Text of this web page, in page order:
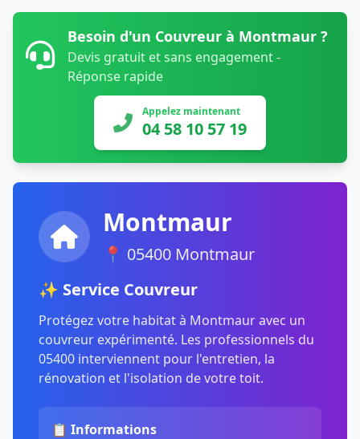
Besoin d'un Couvreur à Montmaur ?
Devis gratuit et sans engagement -
Réponse rapide
Appelez maintenant
04 58 10 57 19
Montmaur
📍 05400 Montmaur
✨ Service Couvreur
Protégez votre habitat à Montmaur avec un
couvreur expérimenté. Les professionnels du
05400 interviennent pour l'entretien, la
rénovation et l'isolation de votre toit.
📋 Informations